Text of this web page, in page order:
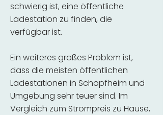
schwierig ist, eine öffentliche
Ladestation zu finden, die
verfügbar ist.
Ein weiteres großes Problem ist,
dass die meisten öffentlichen
Ladestationen in Schopfheim und
Umgebung sehr teuer sind. Im
Vergleich zum Strompreis zu Hause,